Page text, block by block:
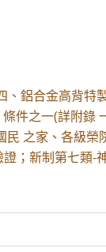
、鋁合金高背特
件之一(詳附錄
民 之家、各級榮
；新制第七類-